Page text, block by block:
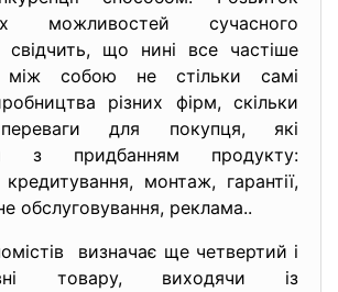
можливостей сучасного
свідчить, що нині все частіше
між собою не стільки самі
різних фірм, скільки
для покупця, які
з придбанням продукту:
монтаж, гарантії,
обслуговування, реклама..
визначає ще четвертий і
товару, виходячи із